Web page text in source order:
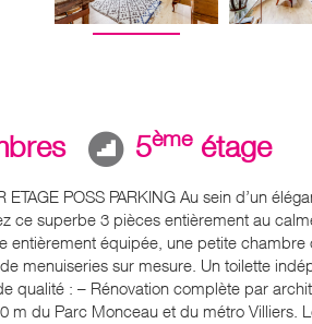
5èmeétage
ETAGE POSS PARKING Au sein d’un
ce superbe 3 pièces entièrement au
équipée, une petite
menuiseries sur mesure. Un toilette
qualité : – Rénovation complète par
du Parc Monceau et du métro Villiers.